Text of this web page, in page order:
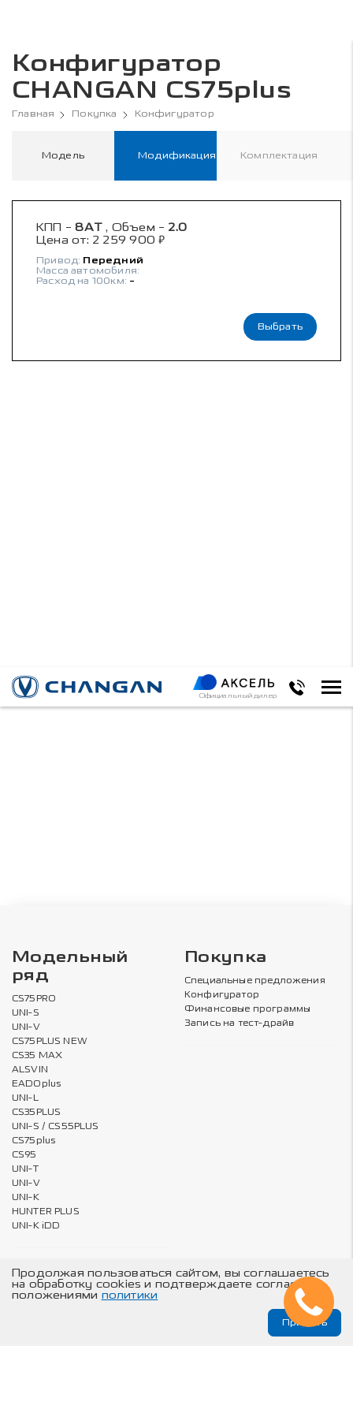
Официальный дилер
Конфигуратор
CHANGAN CS75plus
Главная Покупка Конфигуратор
Модель Модификация Комплектация
КПП -8AT , Объем - 2.0
Цена от: 2 259 900₽
Привод: Передний
Масса автомобиля:
Расход на 100км: -
Выбрать
Модельный
ряд
CS75PRO
UNI-S
UNI-V
CS75PLUS NEW
CS35 MAX
ALSVIN
EADOplus
UNI-L
CS35PLUS
UNI-S / CS55PLUS
CS75plus
CS95
UNI-T
UNI-V
UNI-K
HUNTER PLUS
UNI-K iDD
Покупка
Специальные предложения
Конфигуратор
Финансовые программы
Запись на тест-драйв
Владельцам О компании
Продолжая пользоваться сайтом, вы соглашаетесь
на обработку cookies и подтверждаете согласие с
положениями политики
Принять